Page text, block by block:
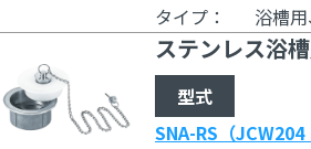
タイプ：
浴槽
ステンレス浴
型式
SNA-RS（JCW204